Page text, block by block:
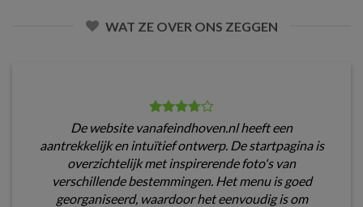
WAT ZE OVER ONS ZEGGEN
De website vanafeindhoven.nl heeft een
aantrekkelijk en intuïtief ontwerp. De startpagina is
overzichtelijk met inspirerende foto's van
verschillende bestemmingen. Het menu is goed
georganiseerd, waardoor het eenvoudig is om